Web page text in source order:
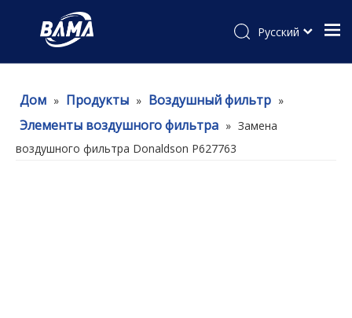
Pусский
Дом » Продукты » Воздушный фильтр »
Элементы воздушного фильтра » Замена
воздушного фильтра Donaldson P627763